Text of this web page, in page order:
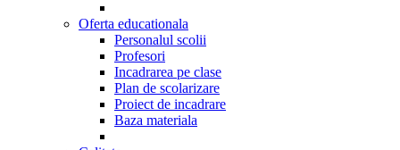
Oferta educationala
Personalul scolii
Profesori
Incadrarea pe clase
Plan de scolarizare
Proiect de incadrare
Baza materiala